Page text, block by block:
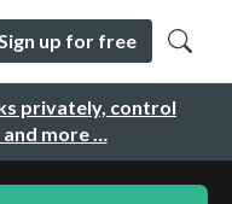
privately, control
more …
up for free